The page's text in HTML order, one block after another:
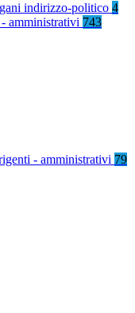
indirizzo-politico 4
amministrativi 743
- amministrativi 79